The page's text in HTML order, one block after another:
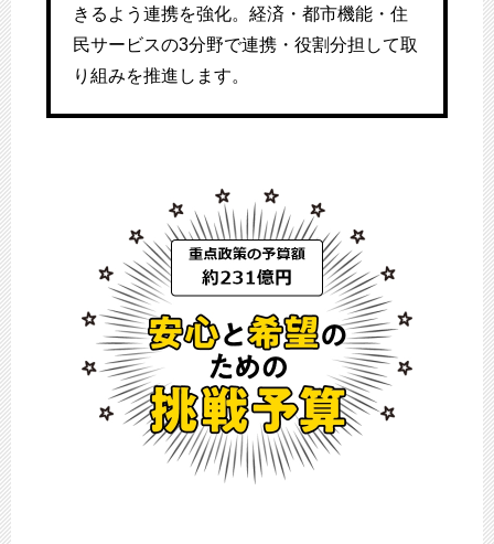
きるよう連携を強化。経済・都市機能・住
民サービスの3分野で連携・役割分担して取
り組みを推進します。